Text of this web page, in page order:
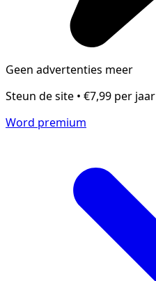
Geen advertenties meer
Steun de site • €7,99 per jaar
Word premium